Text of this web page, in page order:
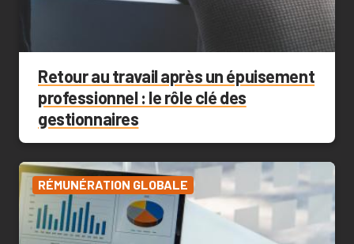
Retour au travail après un épuisement
professionnel : le rôle clé des
gestionnaires
RÉMUNÉRATION GLOBALE